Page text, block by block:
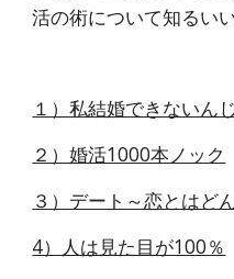
活の術について知るい
１）私結婚できないん
２）婚活1000本ノック
３）デート～恋とはど
4）人は見た目が100％